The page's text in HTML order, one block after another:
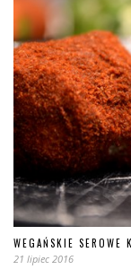
WEGAŃSKIE SEROWE
21 lipiec 2016